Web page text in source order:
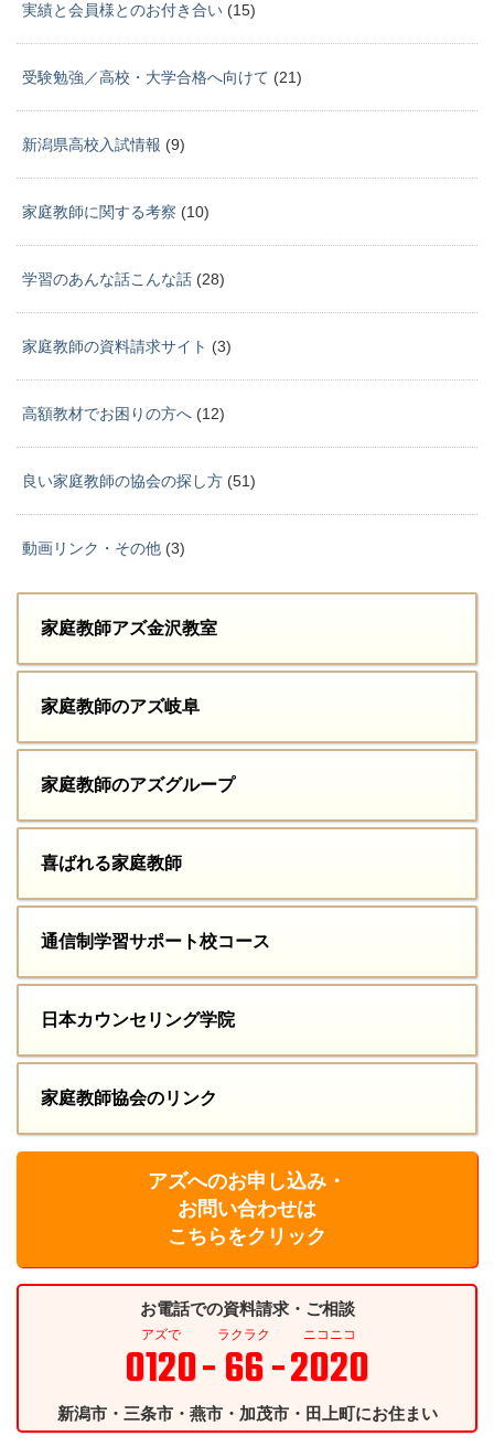
実績と会員様とのお付き合い (15)
受験勉強／高校・大学合格へ向けて (21)
新潟県高校入試情報 (9)
家庭教師に関する考察 (10)
学習のあんな話こんな話 (28)
家庭教師の資料請求サイト (3)
高額教材でお困りの方へ (12)
良い家庭教師の協会の探し方 (51)
動画リンク・その他 (3)
家庭教師アズ金沢教室
家庭教師のアズ岐阜
家庭教師のアズグループ
喜ばれる家庭教師
通信制学習サポート校コース
日本カウンセリング学院
家庭教師協会のリンク
アズへのお申し込み・
お問い合わせは
こちらをクリック
お電話での資料請求・ご相談
アズで
0120
ラクラク
- 66 -
ニコニコ
2020
新潟市・三条市・燕市・加茂市・田上町にお住まい